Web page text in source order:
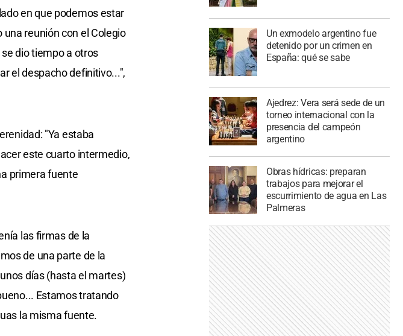
en que podemos estar
reunión con el Colegio
dio tiempo a otros
el despacho definitivo...",
"Ya estaba
este cuarto intermedio,
primera fuente
las firmas de la
de una parte de la
días (hasta el martes)
Estamos tratando
la misma fuente.
Un exmodelo argentino fue
detenido por un crimen en
España: qué se sabe
Ajedrez: Vera será sede de un
torneo internacional con la
presencia del campeón
argentino
Obras hídricas: preparan
trabajos para mejorar el
escurrimiento de agua en Las
Palmeras